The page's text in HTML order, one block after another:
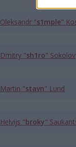
Oleksandr "s1mple"
Dmitry "⁠sh1ro⁠" Sokolov
Martin "stavn" Lund
Helvijs "⁠broky⁠"